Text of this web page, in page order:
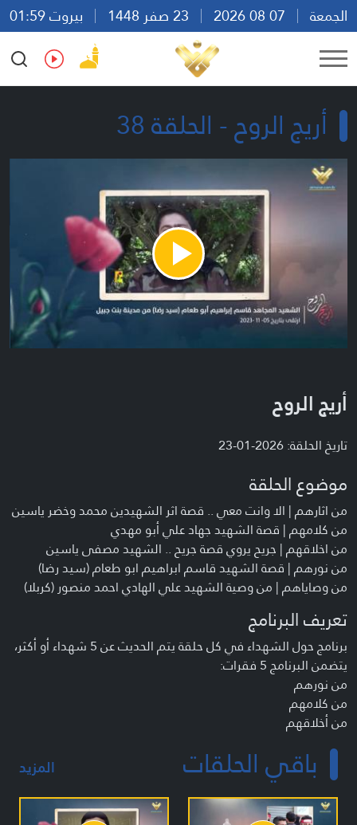
الجمعة
بيروت 01:59
Ar
En Fr Es
أريج الروح - الحلقة 38
Play
Video
أريج الروح
تاريخ الحلقة: 2026-01-23
موضوع الحلقة
من اثارهم | الا وانت معي .. قصة اثر الشهيدين محمد وخضر ياسين
من كلامهم | قصة الشهيد جهاد علي أبو مهدي
من اخلاقهم | جريح يروي قصة جريح .. الشهيد مصفى ياسين
من نورهم | قصة الشهيد قاسم ابراهيم ابو طعام (سيد رضا)
من وصاياهم | من وصية الشهيد علي الهادي احمد منصور (كربلا)
تعريف البرنامج
برنامج حول الشهداء في كل حلقة يتم الحديث عن 5 شهداء أو أكثر،
يتضمن البرنامج 5 فقرات:
من نورهم
من كلامهم
من أخلاقهم
من وصاياهم.
باقي الحلقات المزيد